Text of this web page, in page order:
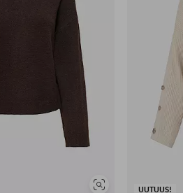
Näytä
UUTUUS!